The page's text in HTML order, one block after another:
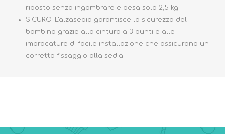
riposto senza ingombrare e pesa solo 2,5 kg
SICURO: L'alzasedia garantisce la sicurezza del
bambino grazie alla cintura a 3 punti e alle
imbracature di facile installazione che assicurano un
corretto fissaggio alla sedia